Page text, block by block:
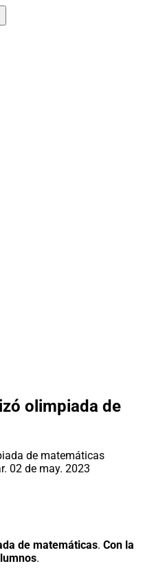
olimpiada de
02 de may. 2023
de matemáticas. Con la
.